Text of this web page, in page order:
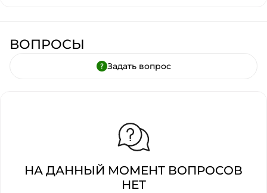
ВОПРОСЫ
Задать вопрос
НА ДАННЫЙ МОМЕНТ ВОПРОСОВ
НЕТ